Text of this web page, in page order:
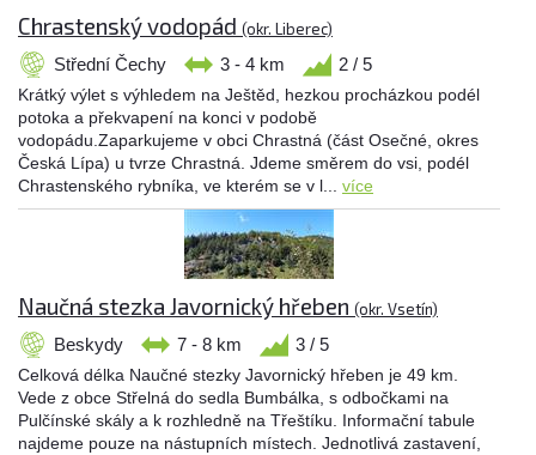
Chrastenský vodopád (okr. Liberec)
Střední Čechy 3 - 4 km 2 / 5
Krátký výlet s výhledem na Ještěd, hezkou procházkou podél
potoka a překvapení na konci v podobě
vodopádu.Zaparkujeme v obci Chrastná (část Osečné, okres
Česká Lípa) u tvrze Chrastná. Jdeme směrem do vsi, podél
Chrastenského rybníka, ve kterém se v l... více
Naučná stezka Javornický hřeben (okr. Vsetín)
Beskydy 7 - 8 km 3 / 5
Celková délka Naučné stezky Javornický hřeben je 49 km.
Vede z obce Střelná do sedla Bumbálka, s odbočkami na
Pulčínské skály a k rozhledně na Třeštíku. Informační tabule
najdeme pouze na nástupních místech. Jednotlivá zastavení,